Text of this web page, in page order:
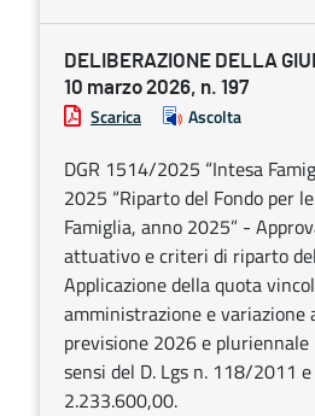
DELIBERAZIONE DELLA
10 marzo 2026, n. 197
Scarica Ascolta
DGR 1514/2025 “Intesa
2025 “Riparto del Fondo per
Famiglia, anno 2025” -
attuativo e criteri di riparto
Applicazione della quota
amministrazione e variazione
previsione 2026 e
sensi del D. Lgs n. 118/2011
2.233.600,00.